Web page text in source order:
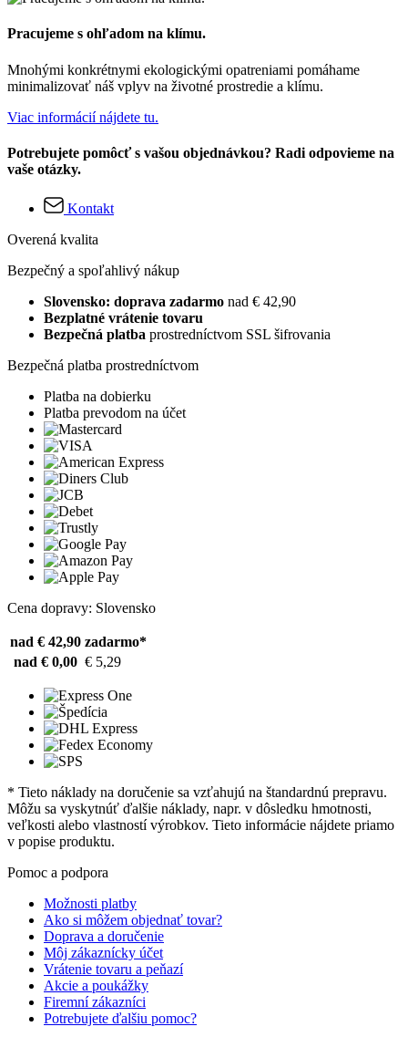
Pracujeme s ohľadom na klímu.
Mnohými konkrétnymi ekologickými opatreniami pomáhame
minimalizovať náš vplyv na životné prostredie a klímu.
Viac informácií nájdete tu.
Potrebujete pomôcť s vašou objednávkou? Radi odpovieme na
vaše otázky.
Kontakt
Overená kvalita
Bezpečný a spoľahlivý nákup
Slovensko: doprava zadarmo nad € 42,90
Bezplatné vrátenie tovaru
Bezpečná platba prostredníctvom SSL šifrovania
Bezpečná platba prostredníctvom
Platba na dobierku
Platba prevodom na účet
Cena dopravy: Slovensko
nad € 42,90 zadarmo*
nad € 0,00 € 5,29
* Tieto náklady na doručenie sa vzťahujú na štandardnú prepravu.
Môžu sa vyskytnúť ďalšie náklady, napr. v dôsledku hmotnosti,
veľkosti alebo vlastností výrobkov. Tieto informácie nájdete priamo
v popise produktu.
Pomoc a podpora
Možnosti platby
Ako si môžem objednať tovar?
Doprava a doručenie
Môj zákaznícky účet
Vrátenie tovaru a peňazí
Akcie a poukážky
Firemní zákazníci
Potrebujete ďalšiu pomoc?